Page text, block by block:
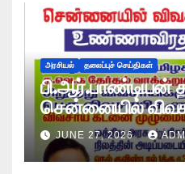
அரசியல் தலைப்புச் செய்திகள்
பி.ஆர்.பாண்டியன்
சென்னையில்
உண்ணாவிரத
JUNE 27, 2026